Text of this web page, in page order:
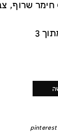
חימר שרוף,
pinterest